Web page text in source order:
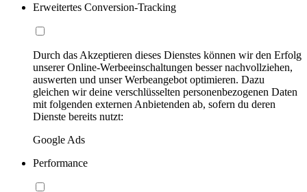
Erweitertes Conversion-Tracking
Durch das Akzeptieren dieses Dienstes können wir den Erfolg
unserer Online-Werbeeinschaltungen besser nachvollziehen,
auswerten und unser Werbeangebot optimieren. Dazu
gleichen wir deine verschlüsselten personenbezogenen Daten
mit folgenden externen Anbietenden ab, sofern du deren
Dienste bereits nutzt:
Google Ads
Performance